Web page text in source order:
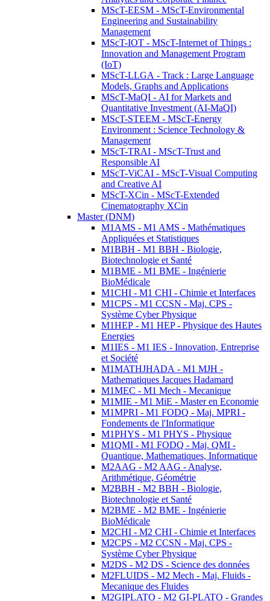
MScT-EESM - MScT-Environmental
Engineering and Sustainability
Management
MScT-IOT - MScT-Internet of Things :
Innovation and Management Program
(IoT)
MScT-LLGA - Track : Large Language
Models, Graphs and Applications
MScT-MaQI - AI for Markets and
Quantitative Investment (AI-MaQI)
MScT-STEEM - MScT-Energy
Environment : Science Technology &
Management
MScT-TRAI - MScT-Trust and
Responsible AI
MScT-ViCAI - MScT-Visual Computing
and Creative AI
MScT-XCin - MScT-Extended
Cinematography XCin
Master (DNM)
M1AMS - M1 AMS - Mathématiques
Appliquées et Statistiques
M1BBH - M1 BBH - Biologie,
Biotechnologie et Santé
M1BME - M1 BME - Ingénierie
BioMédicale
M1CHI - M1 CHI - Chimie et Interfaces
M1CPS - M1 CCSN - Maj. CPS -
Système Cyber Physique
M1HEP - M1 HEP - Physique des Hautes
Energies
M1IES - M1 IES - Innovation, Entreprise
et Société
M1MATHJHADA - M1 MJH -
Mathematiques Jacques Hadamard
M1MEC - M1 Mech - Mecanique
M1MIE - M1 MiE - Master en Economie
M1MPRI - M1 FODQ - Maj. MPRI -
Fondements de l'Informatique
M1PHYS - M1 PHYS - Physique
M1QMI - M1 FODQ - Maj. QMI -
Quantique, Mathematiques, Informatique
M2AAG - M2 AAG - Analyse,
Arithmétique, Géométrie
M2BBH - M2 BBH - Biologie,
Biotechnologie et Santé
M2BME - M2 BME - Ingénierie
BioMédicale
M2CHI - M2 CHI - Chimie et Interfaces
M2CPS - M2 CCSN - Maj. CPS -
Système Cyber Physique
M2DS - M2 DS - Science des données
M2FLUIDS - M2 Mech - Maj. Fluids -
Mecanique des Fluides
M2GIPLATO - M2 GI-PLATO - Grandes